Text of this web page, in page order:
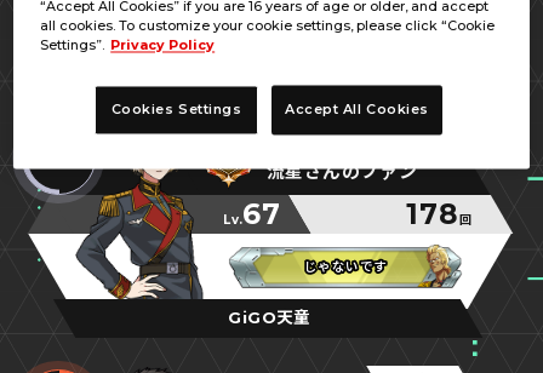
舞い降りる剣彗星
舞い降りる剣彗星
舞い降りる剣彗星
山形県
流星さんのファン
Lv.67 178 回
じゃないです
じゃないです
じゃないです
GiGO天童
“Accept All Cookies” if you are 16 years of age or older, and accept
all cookies. To customize your cookie settings, please click “Cookie
Settings”. Privacy Policy
Cookies Settings Accept All Cookies